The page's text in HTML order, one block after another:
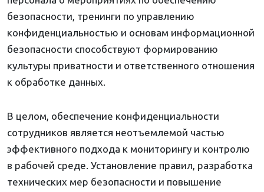
безопасности, тренинги по управлению
конфиденциальностью и основам информационной
безопасности способствуют формированию
культуры приватности и ответственного отношения
к обработке данных.
В целом, обеспечение конфиденциальности
сотрудников является неотъемлемой частью
эффективного подхода к мониторингу и контролю
в рабочей среде. Установление правил, разработка
технических мер безопасности и повышение